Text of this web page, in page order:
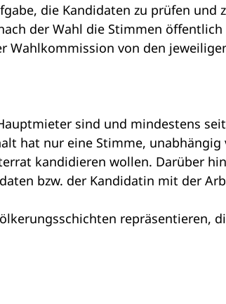
die Kandidaten zu prüfen
der Wahl die Stimmen
Wahlkommission von den
sind und mindestens
hat nur eine Stimme,
kandidieren wollen. Darüber
bzw. der Kandidatin mit der
repräsentieren,